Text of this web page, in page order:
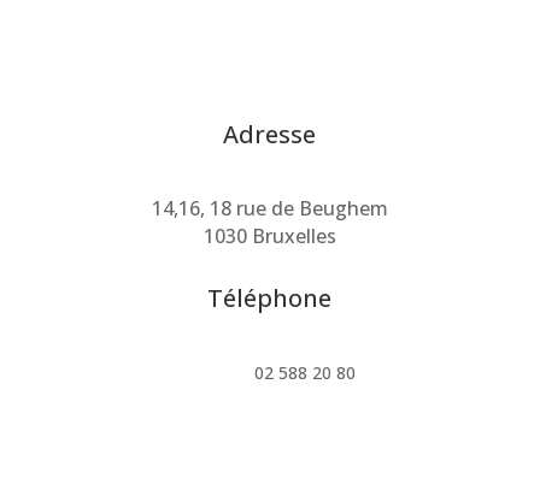
Adresse
14,16, 18 rue de Beughem
1030 Bruxelles
Téléphone
02 588 20 80